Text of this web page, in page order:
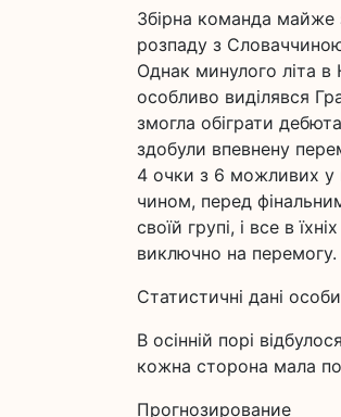
Збірна команда майже
розпаду з
Однак минулого літа в
особливо виділявся
змогла обіграти
здобули впевнену
4 очки з 6 можливих у
чином, перед
своїй групі, і все в
виключно на перемогу.
Статистичні дані
В осінній порі
кожна сторона мала по
Прогнозирование